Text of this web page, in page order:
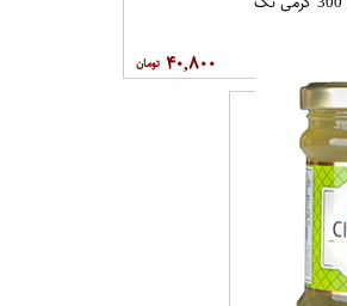
۴۰,۸۰۰